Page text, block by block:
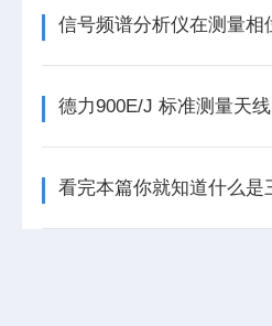
德力900E/J 标准测量天线